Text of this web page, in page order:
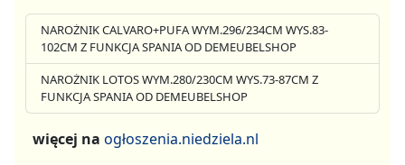
NAROŻNIK CALVARO+PUFA WYM.296/234CM WYS.83-
102CM Z FUNKCJA SPANIA OD DEMEUBELSHOP
NAROŻNIK LOTOS WYM.280/230CM WYS.73-87CM Z
FUNKCJA SPANIA OD DEMEUBELSHOP
więcej na ogłoszenia.niedziela.nl